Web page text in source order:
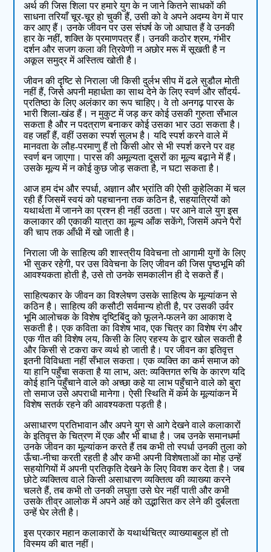
अर्थ की जिस शिला पर हमारे युग के न जाने कितने साधकों की
साधना तरियाँ चूर-चूर हो चुकी हैं, उसी को वे अपने अदम्य वेग में पार
कर आए हैं। उनके जीवन पर उस संघर्ष के जो आघात हैं वे उनकी
हार के नहीं, शक्ति के प्रमाणपत्र हैं। उनकी कठोर श्रम, गंभीर
दर्शन और सजग कला की त्रिवेणी न अछोर मरू में सूखती है न
अकूल समुद्र में अस्तित्व खोती है।
जीवन की दृष्टि से निराला जी किसी दुर्लभ सीप में ढले सुडौल मोती
नहीं हैं, जिसे अपनी महार्धता का साथ देने के लिए स्वर्ण और सौंदर्य-
प्रतिष्ठा के लिए अलंकार का रूप चाहिए। वे तो अनगढ़ पारस के
भारी शिला-खंड हैं। न मुकुट में जड़ कर कोई उसकी गुरुता सँभाल
सकता है और न पदत्राण बनाकर कोई उसका भार उठा सकता है।
वह जहाँ हैं, वहीं उसका स्पर्श सुलभ है। यदि स्पर्श करने वाले में
मानवता के लौह-परमाणु हैं तो किसी ओर से भी स्पर्श करने पर वह
स्वर्ण बन जाएगा। पारस की अमूल्यता दूसरों का मूल्य बढ़ाने में हैं।
उसके मूल्य में न कोई कुछ जोड़ सकता है, न घटा सकता है।
आज हम दंभ और स्पर्धा, अज्ञान और भ्रांति की ऐसी कुहेलिका में चल
रही हैं जिसमें स्वयं को पहचानना तक कठिन है, सहयात्रियों को
यथार्थता में जानने का प्रश्न ही नहीं उठता। पर आने वाले युग इस
कलाकार की एकाकी यात्रा का मूल्य आँक सकेंगे, जिसमें अपने पैरों
की चाप तक आँधी में खो जाती है।
निराला जी के साहित्य की शास्त्रीय विवेचना तो आगामी युगों के लिए
भी सुकर रहेगी, पर उस विवेचना के लिए जीवन की जिस पृष्ठभूमि की
आवश्यकता होती है, उसे तो उनके समकालीन ही दे सकते हैं।
साहित्यकार के जीवन का विश्लेषण उसके साहित्य के मूल्यांकन से
कठिन है। साहित्य की कसौटी सर्वमान्य होती है, पर उसकी उर्वर
भूमि आलोचक के विशेष दृष्टिबिंदु को फूलने-फलने का आकाश दे
सकती है। एक कविता का विशेष भाव, एक चित्र का विशेष रंग और
एक गीत की विशेष लय, किसी के लिए रहस्य के द्वार खोल सकती है
और किसी से टकरा कर व्यर्थ हो जाती है। पर जीवन का इतिवृत्त
इतनी विविधता नहीं सँभाल सकता। एक व्यक्ति का कर्म समाज को
या हानि पहुँचा सकता है या लाभ, अत: व्यक्तिगत रुचि के कारण यदि
कोई हानि पहुँचाने वाले को अच्छा कहे या लाभ पहुँचाने वाले को बुरा
तो समाज उसे अपराधी मानेगा। ऐसी स्थिति में कर्म के मूल्यांकन में
विशेष सतर्क रहने की आवश्यकता पड़ती है।
असाधारण प्रतिभावान और अपने युग से आगे देखने वाले कलाकारों
के इतिवृत्त के चित्रण में एक और भी बाधा है। जब उनके समानधर्मा
उनके जीवन का मूल्यांकन करते हैं तब कभी तो स्पर्धा उनकी तुला को
ऊँचा-नीचा करती रहती है और कभी अपनी विशेषताओं का मोह उन्हें
सहयोगियों में अपनी प्रतिकृति देखने के लिए विवश कर देता है। जब
छोटे व्यक्तित्व वाले किसी असाधारण व्यक्तित्व की व्याख्या करने
चलते हैं, तब कभी तो उनकी लघुता उसे घेर नहीं पाती और कभी
उसके तीव्र आलोक में अपने अहं को उद्भासित कर लेने की दुर्बलता
उन्हें घेर लेती है।
इस प्रकार महान कलाकारों के यथार्थचित्र व्याख्याबहुल हों तो
विस्मय की बात नहीं।